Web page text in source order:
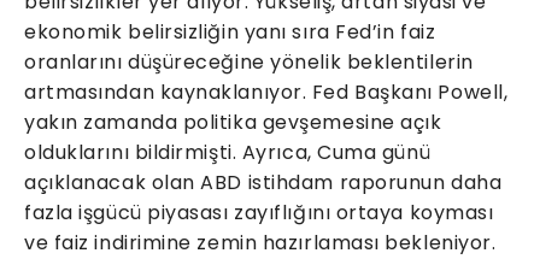
ekonomik belirsizliğin yanı sıra Fed’in faiz
oranlarını düşüreceğine yönelik beklentilerin
artmasından kaynaklanıyor. Fed Başkanı Powell,
yakın zamanda politika gevşemesine açık
olduklarını bildirmişti. Ayrıca, Cuma günü
açıklanacak olan ABD istihdam raporunun daha
fazla işgücü piyasası zayıflığını ortaya koyması
ve faiz indirimine zemin hazırlaması bekleniyor.